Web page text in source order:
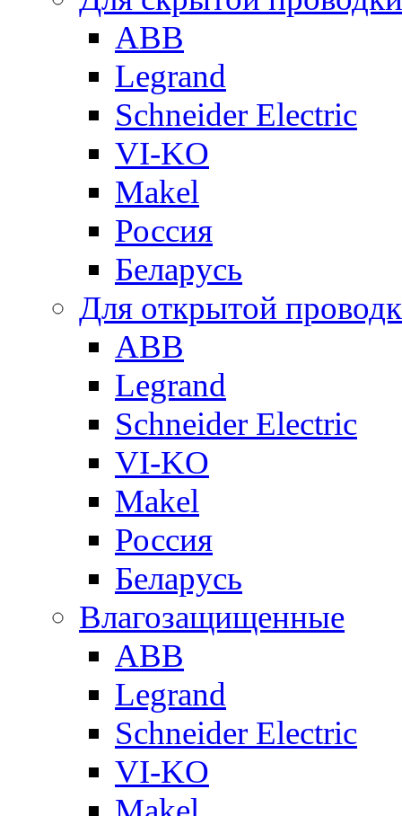
ABB
Legrand
Schneider Electric
VI-KO
Makel
Россия
Беларусь
Для открытой
ABB
Legrand
Schneider Electric
VI-KO
Makel
Россия
Беларусь
Влагозащищенные
ABB
Legrand
Schneider Electric
VI-KO